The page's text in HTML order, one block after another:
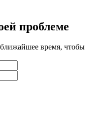
проблеме
время, чтобы